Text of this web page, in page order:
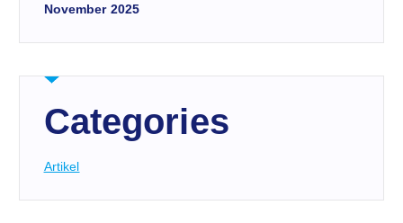
November 2025
Categories
Artikel